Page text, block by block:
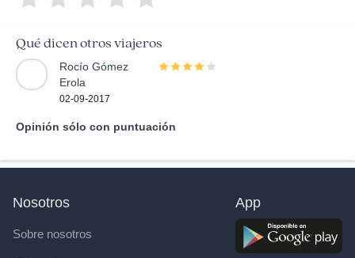
Qué dicen otros viajeros
Rocío Gómez
Erola
02-09-2017
Opinión sólo con puntuación
Nosotros
Sobre nosotros
App